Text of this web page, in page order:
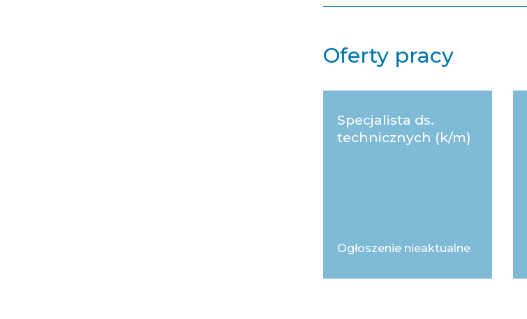
Oferty pracy
Specjalista ds.
technicznych (k/m)
Ogłoszenie nieaktualne